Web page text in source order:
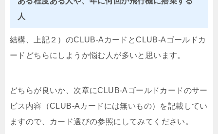
人
結構、上記２）のCLUB-AカードとCLUB-Aゴールドカ
ードどちらにしようか悩む人が多いと思います。
どちらが良いか、次章にCLUB-Aゴールドカードのサー
ビス内容（CLUB-Aカードには無いもの）を記載してい
ますので、カード選びの参照にしてみてください。